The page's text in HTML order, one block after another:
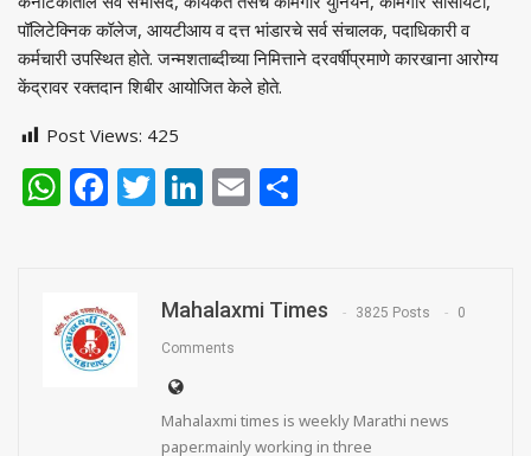
पॉलिटेक्निक कॉलेज, आयटीआय व दत्त भांडारचे सर्व संचालक, पदाधिकारी व
कर्मचारी उपस्थित होते. जन्मशताब्दीच्या निमित्ताने दरवर्षीप्रमाणे कारखाना आरोग्य
केंद्रावर रक्तदान शिबीर आयोजित केले होते.
Post Views: 425
WhatsApp
Facebook
Twitter
LinkedIn
Email
Mahalaxmi Times 3825 Posts 0
Comments
Mahalaxmi times is weekly Marathi news
paper.mainly working in three